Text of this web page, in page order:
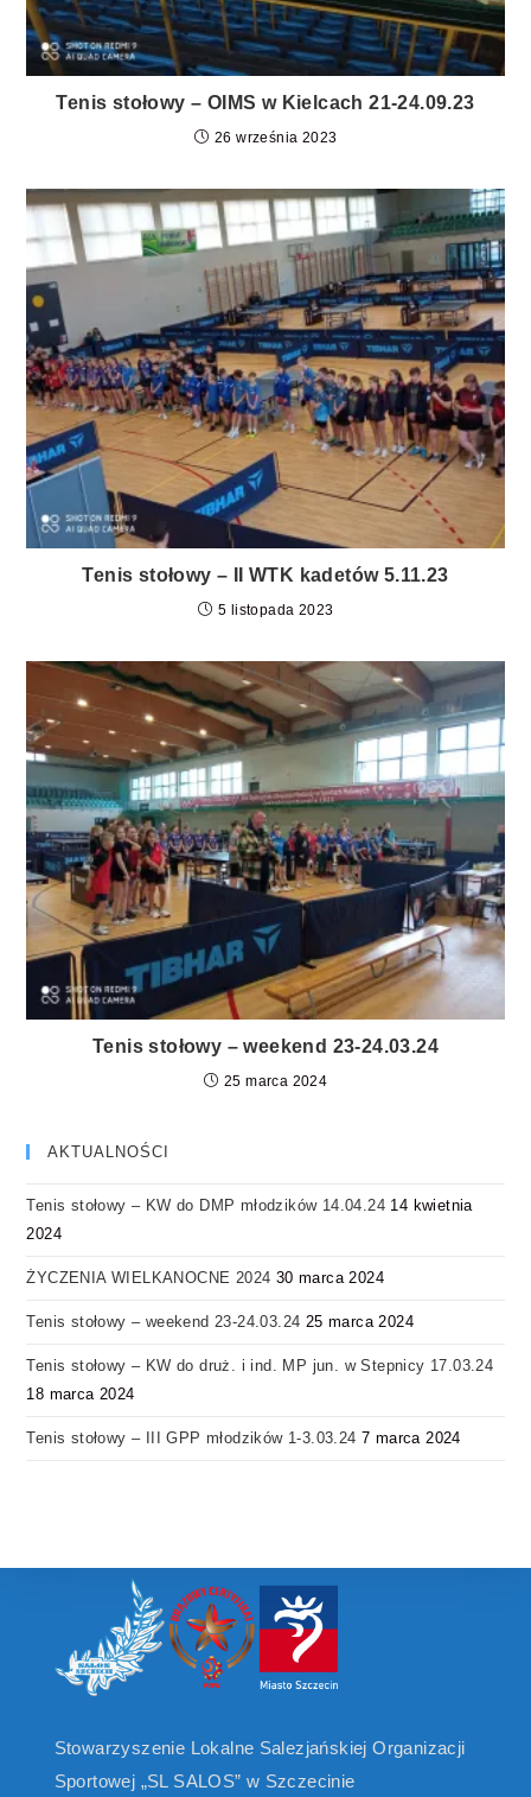
Tenis stołowy – OIMS w Kielcach 21-24.09.23
26 września 2023
Tenis stołowy – II WTK kadetów 5.11.23
5 listopada 2023
Tenis stołowy – weekend 23-24.03.24
25 marca 2024
AKTUALNOŚCI
Tenis stołowy – KW do DMP młodzików 14.04.24 14 kwietnia
2024
ŻYCZENIA WIELKANOCNE 2024 30 marca 2024
Tenis stołowy – weekend 23-24.03.24 25 marca 2024
Tenis stołowy – KW do druż. i ind. MP jun. w Stepnicy 17.03.24
18 marca 2024
Tenis stołowy – III GPP młodzików 1-3.03.24 7 marca 2024
Stowarzyszenie Lokalne Salezjańskiej Organizacji
Sportowej „SL SALOS” w Szczecinie